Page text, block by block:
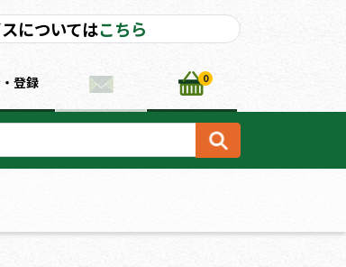
についてはこちら
登録 0